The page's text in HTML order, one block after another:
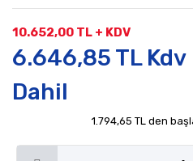
10.652,00 TL + KDV
6.646,85 TL Kdv
Dahil
1.794,65 TL den